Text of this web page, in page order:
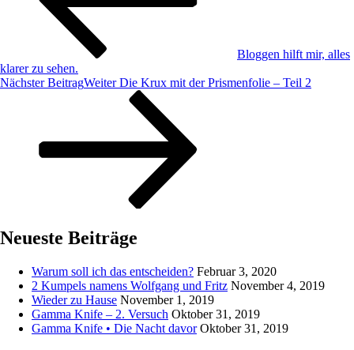
Bloggen hilft mir, alles
klarer zu sehen.
Nächster BeitragWeiter Die Krux mit der Prismenfolie – Teil 2
Neueste Beiträge
Warum soll ich das entscheiden? Februar 3, 2020
2 Kumpels namens Wolfgang und Fritz November 4, 2019
Wieder zu Hause November 1, 2019
Gamma Knife – 2. Versuch Oktober 31, 2019
Gamma Knife • Die Nacht davor Oktober 31, 2019